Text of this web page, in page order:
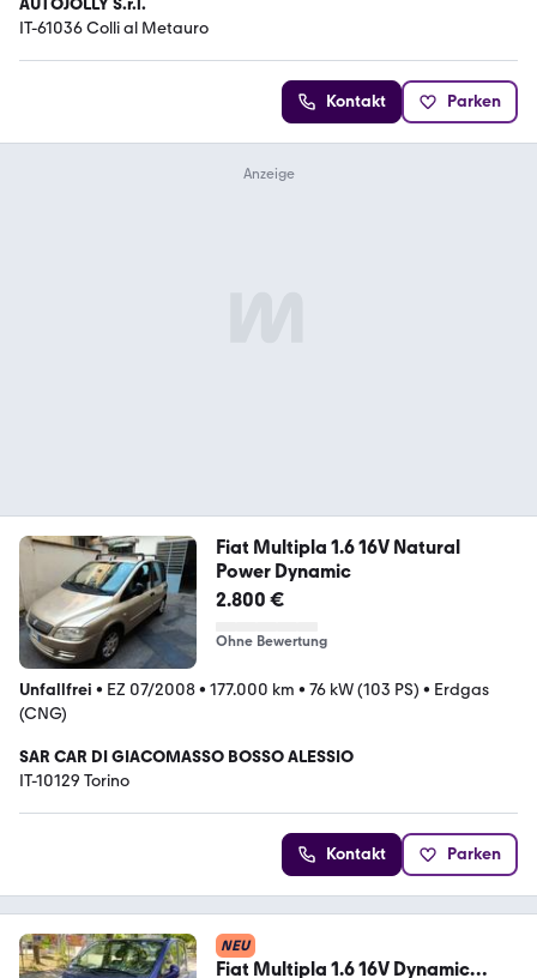
AUTOJOLLY S.r.l.
IT-61036 Colli al Metauro
Kontakt Parken
Fiat Multipla 1.6 16V Natural
Power Dynamic
2.800 €
Ohne Bewertung
Unfallfrei • EZ 07/2008• 177.000 km • 76 kW (103 PS) • Erdgas
(CNG)
SAR CAR DI GIACOMASSO BOSSO ALESSIO
IT-10129 Torino
Kontakt Parken
NEU
Fiat Multipla 1.6 16V Dynamic